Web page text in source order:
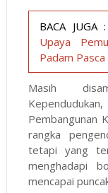
BACA JUGA :
Upaya
Padam
Masih
Pembangunan
rangka
tetapi yang
menghadapi
mencapai